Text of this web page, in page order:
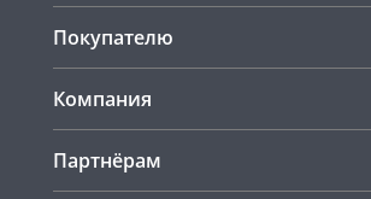
Покупателю
Компания
Партнёрам